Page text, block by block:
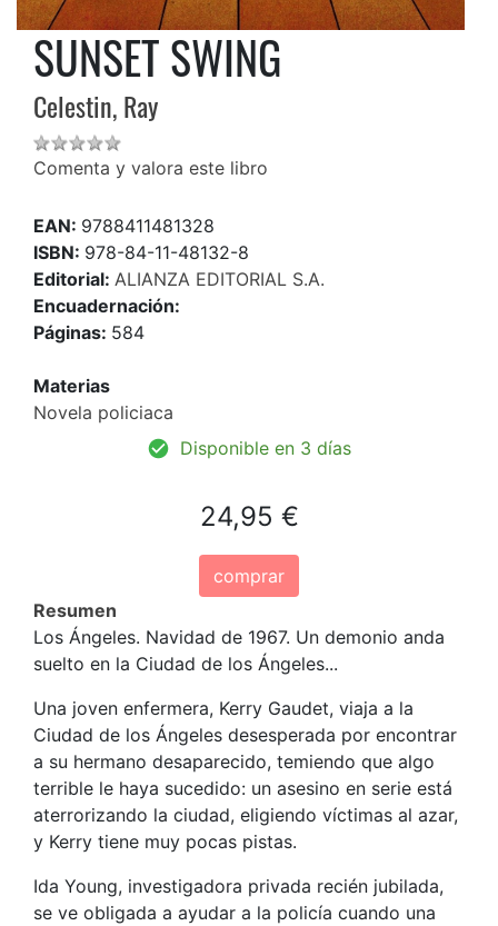
SUNSET SWING
Celestin, Ray
Comenta y valora este libro
EAN: 9788411481328
ISBN: 978-84-11-48132-8
Editorial: ALIANZA EDITORIAL S.A.
Encuadernación:
Páginas: 584
Materias
Novela policiaca
Disponible en 3 días
24,95 €
comprar
Resumen
Los Ángeles. Navidad de 1967. Un demonio anda
suelto en la Ciudad de los Ángeles...
Una joven enfermera, Kerry Gaudet, viaja a la
Ciudad de los Ángeles desesperada por encontrar
a su hermano desaparecido, temiendo que algo
terrible le haya sucedido: un asesino en serie está
aterrorizando la ciudad, eligiendo víctimas al azar,
y Kerry tiene muy pocas pistas.
Ida Young, investigadora privada recién jubilada,
se ve obligada a ayudar a la policía cuando una